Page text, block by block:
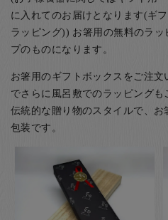
に入れてのお届けとなります(ギ
ラッピング)) お箸用の無料のラ
プのものになります。
お箸用のギフトボックスをご注
でさらに風呂敷でのラッピング
伝統的な贈り物のスタイルで、
包装です。